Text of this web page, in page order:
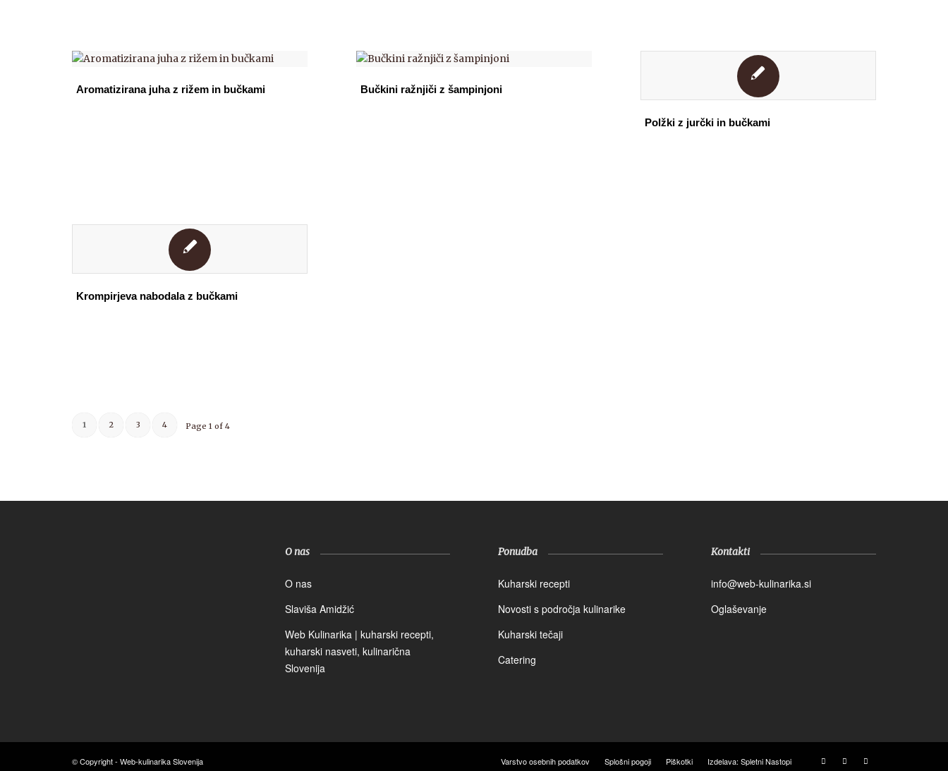
Aromatizirana juha z rižem in bučkami Bučkini ražnjiči z šampinjoni
Polžki z jurčki in bučkami
Krompirjeva nabodala z bučkami
Page 1 of 4
1 2 3 4
O nas
O nas
Slaviša Amidžić
Web Kulinarika | kuharski recepti,
kuharski nasveti, kulinarična
Slovenija
Ponudba
Kuharski recepti
Novosti s področja kulinarike
Kuharski tečaji
Catering
Kontakti
info@web-kulinarika.si
Oglaševanje
© Copyright - Web-kulinarika Slovenija Varstvo osebnih podatkov Splošni pogoji Piškotki Izdelava: Spletni Nastopi